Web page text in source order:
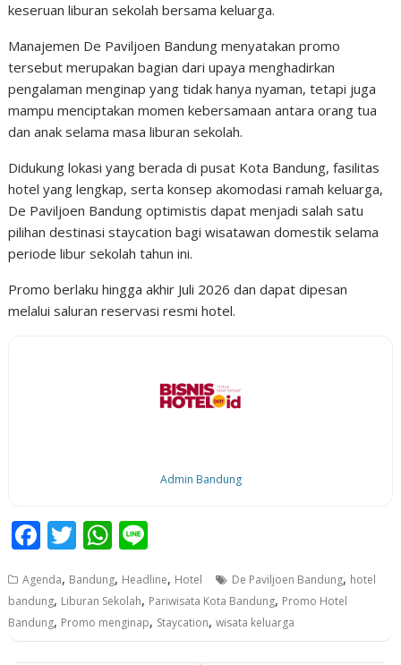
keseruan liburan sekolah bersama keluarga.
Manajemen De Paviljoen Bandung menyatakan promo
tersebut merupakan bagian dari upaya menghadirkan
pengalaman menginap yang tidak hanya nyaman, tetapi juga
mampu menciptakan momen kebersamaan antara orang tua
dan anak selama masa liburan sekolah.
Didukung lokasi yang berada di pusat Kota Bandung, fasilitas
hotel yang lengkap, serta konsep akomodasi ramah keluarga,
De Paviljoen Bandung optimistis dapat menjadi salah satu
pilihan destinasi staycation bagi wisatawan domestik selama
periode libur sekolah tahun ini.
Promo berlaku hingga akhir Juli 2026 dan dapat dipesan
melalui saluran reservasi resmi hotel.
Admin Bandung
F
e
b
o
T
itt
er
W
at
s
A
e
Agenda, Bandung, Headline, Hotel De Paviljoen Bandung, hotel
bandung, Liburan Sekolah, Pariwisata Kota Bandung, Promo Hotel
Bandung, Promo menginap, Staycation,wisata keluarga